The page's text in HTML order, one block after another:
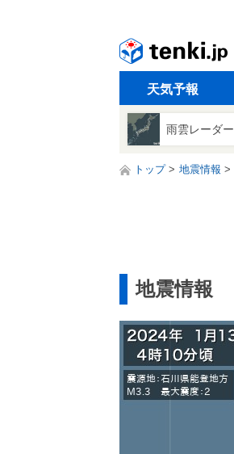
天気予報
雨雲レーダー
トップ 地震情報
地震情報